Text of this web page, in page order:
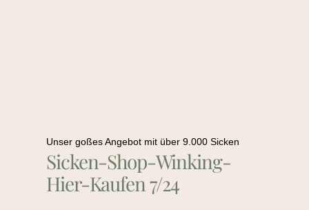
Unser goßes Angebot mit über 9.000 Sicken
Sicken-Shop-Winking-
Hier-Kaufen 7/24